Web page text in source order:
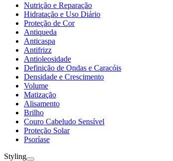
Nutrição e Reparação
Hidratação e Uso Diário
Proteção de Cor
Antiqueda
Anticaspa
Antifrizz
Antioleosidade
Definição de Ondas e Caracóis
Densidade e Crescimento
Volume
Matização
Alisamento
Brilho
Couro Cabeludo Sensível
Proteção Solar
Psoríase
Styling